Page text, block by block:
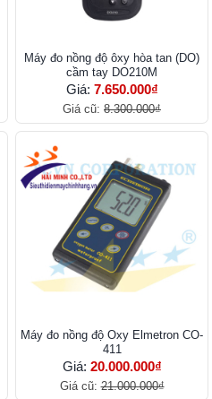
Máy đo nồng độ ôxy hòa tan (DO)
cầm tay DO210M
Giá: 7.650.000₫
Giá cũ: 8.300.000₫
Máy đo nồng độ Oxy Elmetron CO-
411
Giá: 20.000.000₫
Giá cũ:21.000.000₫